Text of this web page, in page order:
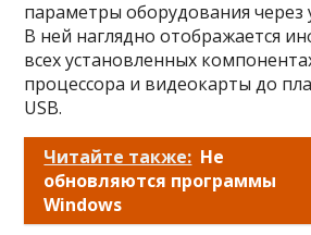
параметры оборудования через
В ней наглядно отображается
всех установленных
процессора и видеокарты до
USB.
Читайте также: Не
обновляются программы
Windows